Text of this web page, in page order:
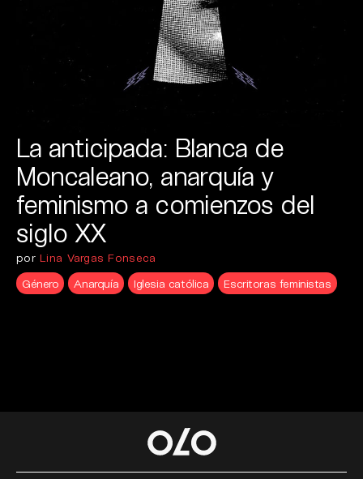
La anticipada: Blanca de
Moncaleano, anarquía y
feminismo a comienzos del
siglo XX
porLina Vargas Fonseca
Género
Anarquía Iglesia católica Escritoras feministas